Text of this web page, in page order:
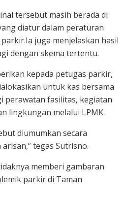
tersebut masih berada di
diatur dalam peraturan
juga menjelaskan hasil
dengan skema tertentu.
kepada petugas parkir,
untuk kas bersama
perawatan fasilitas, kegiatan
lingkungan melalui LPMK.
diumumkan secara
tegas Sutrisno.
memberi gambaran
parkir di Taman